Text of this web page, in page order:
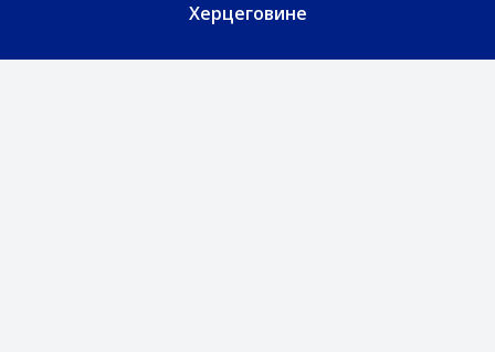
Херцеговине